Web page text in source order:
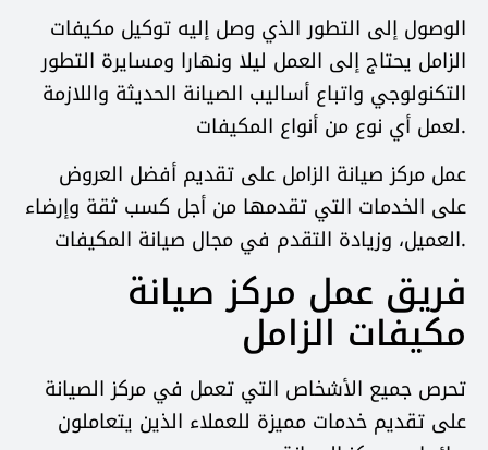
الوصول إلى التطور الذي وصل إليه توكيل مكيفات
الزامل يحتاج إلى العمل ليلا ونهارا ومسايرة التطور
التكنولوجي واتباع أساليب الصيانة الحديثة واللازمة
لعمل أي نوع من أنواع المكيفات.
عمل مركز صيانة الزامل على تقديم أفضل العروض
على الخدمات التي تقدمها من أجل كسب ثقة وإرضاء
العميل، وزيادة التقدم في مجال صيانة المكيفات.
فريق عمل مركز صيانة
مكيفات الزامل
تحرص جميع الأشخاص التي تعمل في مركز الصيانة
على تقديم خدمات مميزة للعملاء الذين يتعاملون